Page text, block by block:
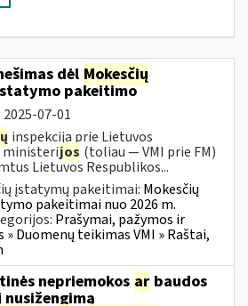
dėl Mokesčių
pakeitimo
2025-07-01
inspekcija prie Lietuvos
ministerijos (toliau — VMI prie FM)
Lietuvos Respublikos...
įstatymų pakeitimai: Mokesčių
pakeitimai nuo 2026 m.
Prašymai, pažymos ir
Duomenų teikimas VMI » Raštai,
nepriemokos ar baudos